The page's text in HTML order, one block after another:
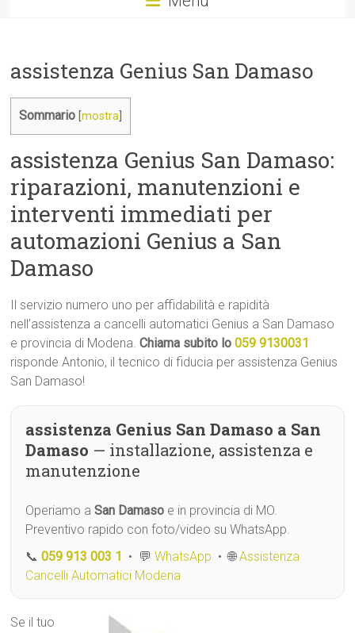
assistenza Genius San Damaso
Sommario [mostra
assistenza Genius San Damaso:
riparazioni, manutenzioni e
interventi immediati per
automazioni Genius a San
Damaso
Il servizio numero uno per affidabilità e rapidità
nell’assistenza a cancelli automatici Genius a San Damaso
e provincia di Modena.Chiama subito lo059 9130031
risponde Antonio, il tecnico di fiducia per assistenza Genius
San Damaso!
assistenza Genius San Damaso a San
Damaso — installazione, assistenza e
manutenzione
Operiamo aSan Damaso e in provincia di MO.
Preventivo rapido con foto/video su WhatsApp.
📞059 913 003 1 • 💬WhatsApp • 🌐Assistenza
Cancelli Automatici Modena
Se il tuo